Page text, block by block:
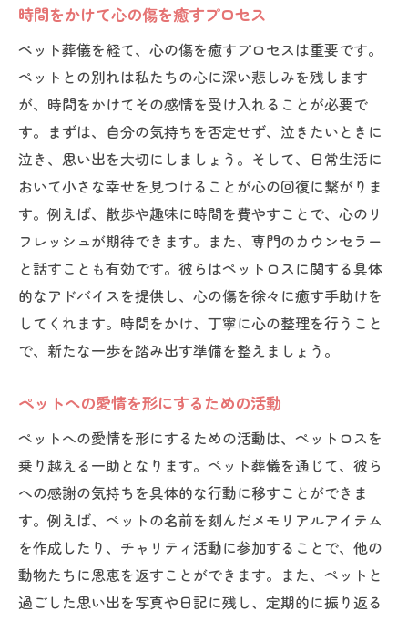
時間をかけて心の傷を癒すプロセス
ペット葬儀を経て、心の傷を癒すプロセスは重要です。
ペットとの別れは私たちの心に深い悲しみを残します
が、時間をかけてその感情を受け入れることが必要で
す。まずは、自分の気持ちを否定せず、泣きたいときに
泣き、思い出を大切にしましょう。そして、日常生活に
おいて小さな幸せを見つけることが心の回復に繋がりま
す。例えば、散歩や趣味に時間を費やすことで、心のリ
フレッシュが期待できます。また、専門のカウンセラー
と話すことも有効です。彼らはペットロスに関する具体
的なアドバイスを提供し、心の傷を徐々に癒す手助けを
してくれます。時間をかけ、丁寧に心の整理を行うこと
で、新たな一歩を踏み出す準備を整えましょう。
ペットへの愛情を形にするための活動
ペットへの愛情を形にするための活動は、ペットロスを
乗り越える一助となります。ペット葬儀を通じて、彼ら
への感謝の気持ちを具体的な行動に移すことができま
す。例えば、ペットの名前を刻んだメモリアルアイテム
を作成したり、チャリティ活動に参加することで、他の
動物たちに恩恵を返すことができます。また、ペットと
過ごした思い出を写真や日記に残し、定期的に振り返る